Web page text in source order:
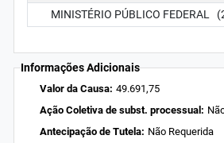
MINISTÉRIO PÚBLICO FEDERAL
Informações Adicionais
Valor da Causa: 49.691,75
Ação Coletiva de subst. processual:
Antecipação de Tutela: Não Requerida